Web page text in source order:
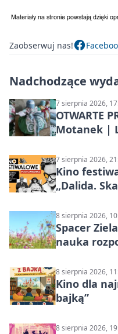
Zaobserwuj nas!
Nadchodzące
7 sierpnia 2026,
OTWARTE
Motanek |
7 sierpnia 2026,
Kino
„Dalida.
8 sierpnia 2026,
Spacer
nauka
8 sierpnia 2026,
Kino dla
bajką”
8 sierpnia 2026,